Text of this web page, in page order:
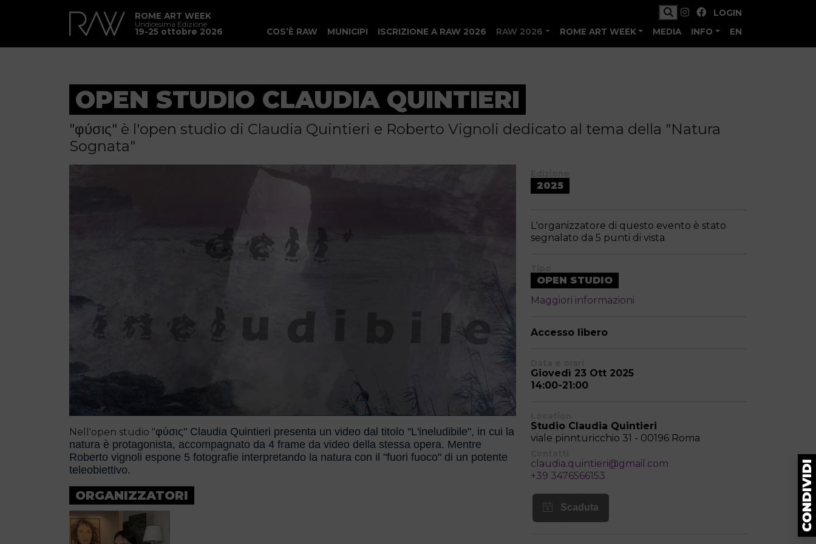
ROME ART WEEK
Undicesima Edizione
19-25 ottobre 2026
LOGIN
COS’È RAW
MUNICIPI ISCRIZIONE A RAW 2026 RAW 2026 ROME ART WEEK MEDIA INFO EN
OPEN STUDIO CLAUDIA QUINTIERI
"φύσις" è l'open studio di Claudia Quintieri e Roberto Vignoli dedicato al tema della "Natura
Sognata"
Nell'open studio "φύσις" Claudia Quintieri presenta un video dal titolo "L'ineludibile", in cui la
natura è protagonista, accompagnato da 4 frame da video della stessa opera. Mentre
Roberto vignoli espone 5 fotografie interpretando la natura con il "fuori fuoco" di un potente
teleobiettivo.
ORGANIZZATORI
2025
L'organizzatore di questo evento è stato
segnalato da 5 punti di vista
OPEN STUDIO
Maggiori informazioni
Accesso libero
Giovedì 23 Ott 2025
14:00-21:00
Studio Claudia Quintieri
viale pinnturicchio 31 - 00196 Roma
claudia.quintieri@gmail.com
+39 3476566153